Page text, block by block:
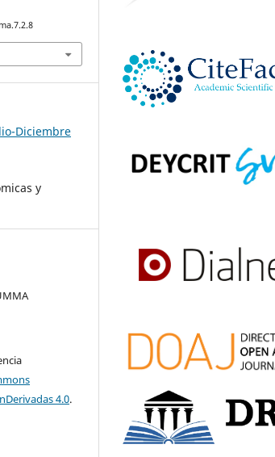
Diciembre
y
4.0.